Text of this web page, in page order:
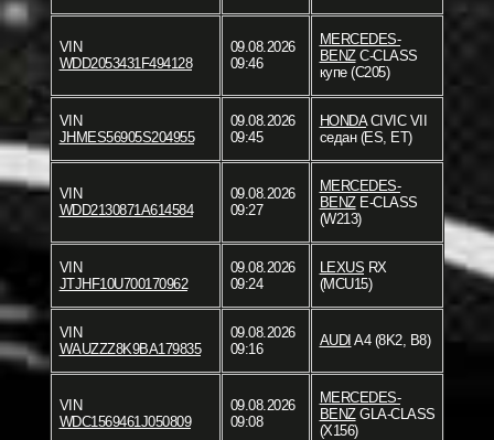
VIN
WDD2053431F494128
09.08.2026
09:46
MERCEDES-
BENZC-CLASS
купе (C205)
VIN
JHMES56905S204955
09.08.2026
09:45
HONDACIVIC VII
седан (ES, ET)
VIN
WDD2130871A614584
09.08.2026
09:27
MERCEDES-
BENZE-CLASS
(W213)
VIN
JTJHF10U700170962
09.08.2026
09:24
LEXUS RX
(MCU15)
VIN
WAUZZZ8K9BA179835
09.08.2026
09:16
AUDI A4 (8K2, B8)
VIN
WDC1569461J050809
09.08.2026
09:08
MERCEDES-
BENZGLA-CLASS
(X156)